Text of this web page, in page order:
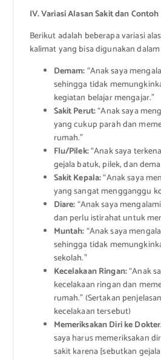
IV. Variasi Alasan Sakit dan
Berikut adalah beberapa variasi
kalimat yang bisa digunakan
Demam:“Anak saya
sehingga tidak
kegiatan belajar mengajar.”
Sakit Perut:“Anak saya
yang cukup parah dan
rumah.”
Flu/Pilek:“Anak saya
gejala batuk, pilek, dan
Sakit Kepala:“Anak saya
yang sangat mengganggu
Diare:“Anak saya
dan perlu istirahat untuk
Muntah:“Anak saya
sehingga tidak
sekolah.”
Kecelakaan Ringan:“Anak
kecelakaan ringan dan
rumah.” (Sertakan
kecelakaan tersebut)
Memeriksakan Diri ke
saya harus memeriksakan
sakit karena [sebutkan